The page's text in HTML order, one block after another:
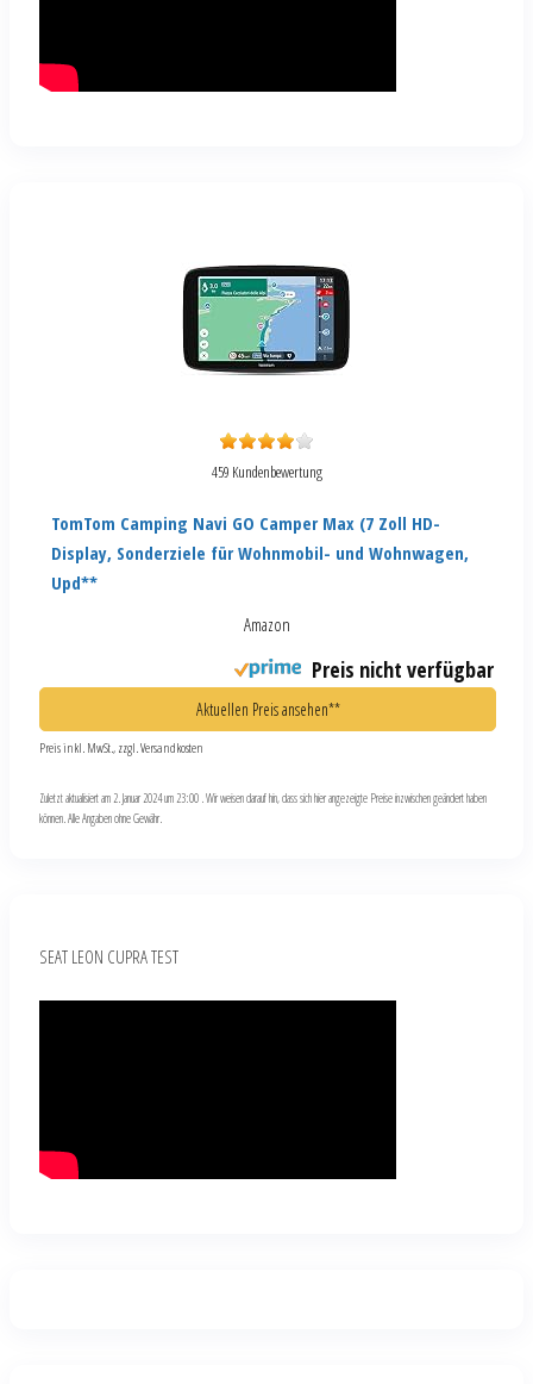
459 Kundenbewertung
TomTom Camping Navi GO Camper Max (7 Zoll HD-
Display, Sonderziele für Wohnmobil- und Wohnwagen,
Upd**
Amazon
Preis nicht verfügbar
Aktuellen Preis ansehen**
Preis inkl. MwSt., zzgl. Versandkosten
Zuletzt aktualisiert am 2. Januar 2024 um 23:00 . Wir weisen darauf hin, dass sich hier angezeigte Preise inzwischen geändert haben
können. Alle Angaben ohne Gewähr.
SEAT LEON CUPRA TEST